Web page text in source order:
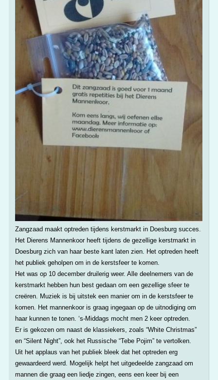
Zangzaad maakt optreden tijdens kerstmarkt in Doesburg succes.
Het Dierens Mannenkoor heeft tijdens de gezellige kerstmarkt in
Doesburg zich van haar beste kant laten zien. Het optreden heeft
het publiek geholpen om in de kerstsfeer te komen.
Het was op 10 december druilerig weer. Alle deelnemers van de
kerstmarkt hebben hun best gedaan om een gezellige sfeer te
creëren. Muziek is bij uitstek een manier om in de kerstsfeer te
komen. Het mannenkoor is graag ingegaan op de uitnodiging om
haar kunnen te tonen. ‘s-Middags mocht men 2 keer optreden.
Er is gekozen om naast de klassiekers, zoals “White Christmas”
en “Silent Night”, ook het Russische “Tebe Pojim” te vertolken.
Uit het applaus van het publiek bleek dat het optreden erg
gewaardeerd werd. Mogelijk helpt het uitgedeelde zangzaad om
mannen die graag een liedje zingen, eens een keer bij een